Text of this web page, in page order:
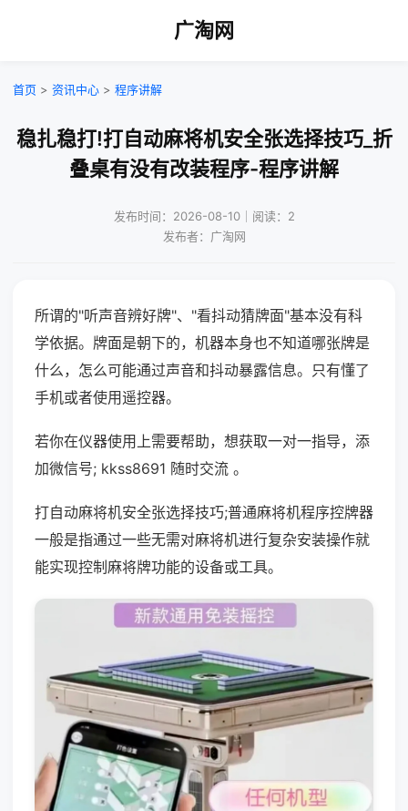
广淘网
首页 > 资讯中心 > 程序讲解
稳扎稳打!打自动麻将机安全张选择技巧_折
叠桌有没有改装程序-程序讲解
发布时间：2026-08-10｜阅读：2
发布者：广淘网
所谓的"听声音辨好牌"、"看抖动猜牌面"基本没有科
学依据。牌面是朝下的，机器本身也不知道哪张牌是
什么，怎么可能通过声音和抖动暴露信息。只有懂了
手机或者使用遥控器。
若你在仪器使用上需要帮助，想获取一对一指导，添
加微信号; kkss8691 随时交流 。
打自动麻将机安全张选择技巧;普通麻将机程序控牌器
一般是指通过一些无需对麻将机进行复杂安装操作就
能实现控制麻将牌功能的设备或工具。